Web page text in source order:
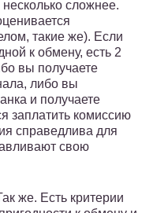
сложнее.
такие же). Если
к обмену, есть 2
вы получаете
либо вы
и получаете
заплатить комиссию
справедлива для
свою
же. Есть критерии